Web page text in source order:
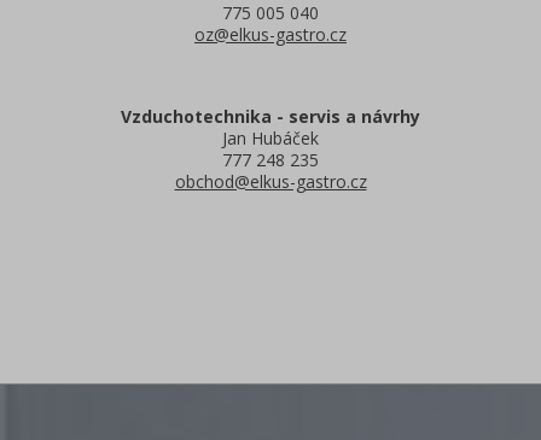
775 005 040
oz@elkus-gastro.cz
Vzduchotechnika - servis a návrhy
Jan Hubáček
777 248 235
obchod@elkus-gastro.cz